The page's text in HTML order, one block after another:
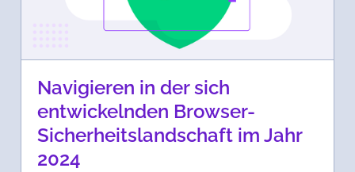
Navigieren in der sich
entwickelnden Browser-
Sicherheitslandschaft im Jahr
2024